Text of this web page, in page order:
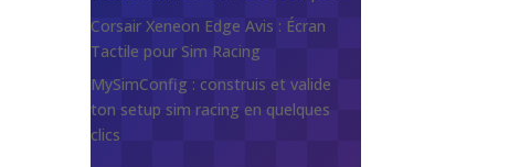
Corsair Xeneon Edge Avis : Écran
Tactile pour Sim Racing
MySimConfig : construis et valide
ton setup sim racing en quelques
clics